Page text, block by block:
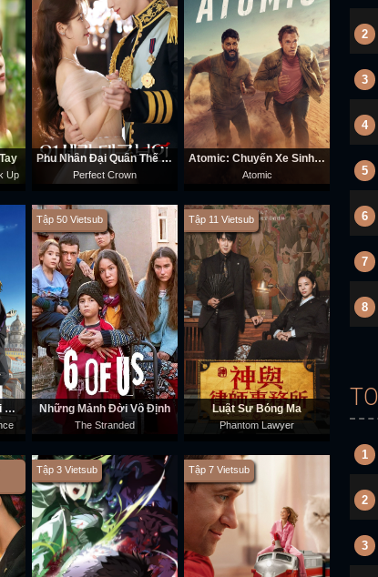
Up
Phu Nhân Đại Quân Thế Kỷ 21
Perfect Crown
Atomic: Chuyến Xe Sinh Tử
Atomic
Thiếu Nữ Punk: Cô Gái Cơ Khí
Tập 50 Vietsub
Những Mảnh Đời Vô Định
The Stranded
Tập 11 Vietsub
Luật Sư Bóng Ma
Phantom Lawyer
Tập 3 Vietsub Tập 7 Vietsub
2
3
4
5
6
7
8
1
2
3